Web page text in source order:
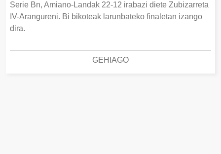
Serie Bn, Amiano-Landak 22-12 irabazi diete Zubizarreta
IV-Arangureni. Bi bikoteak larunbateko finaletan izango
dira.
GEHIAGO